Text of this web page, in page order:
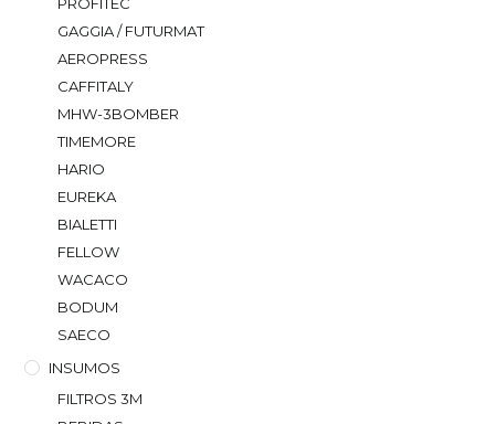
GAGGIA / FUTURMAT
AEROPRESS
CAFFITALY
MHW-3BOMBER
TIMEMORE
HARIO
EUREKA
BIALETTI
FELLOW
WACACO
BODUM
SAECO
INSUMOS
FILTROS 3M